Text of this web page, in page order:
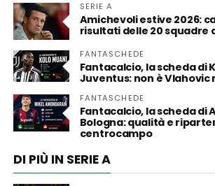
SERIE A
Amichevoli estive 2026:
risultati delle 20 squadre
FANTASCHEDE
Fantacalcio, la scheda di
Juventus: non è Vlahovic
FANTASCHEDE
Fantacalcio, la scheda di
Bologna: qualità e
centrocampo
DI PIÙ IN SERIE A